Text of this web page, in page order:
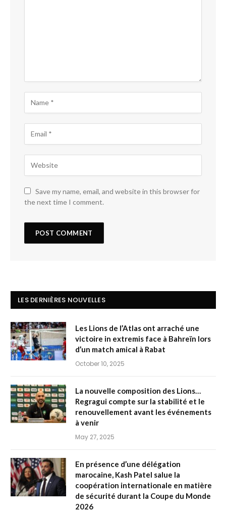
Save my name, email, and website in this browser for
the next time I comment.
LES DERNIÈRES NOUVELLES
Les Lions de l’Atlas ont arraché une
victoire in extremis face à Bahreïn lors
d’un match amical à Rabat
October 10, 2025
La nouvelle composition des Lions…
Regragui compte sur la stabilité et le
renouvellement avant les événements
à venir
May 27, 2025
En présence d’une délégation
marocaine, Kash Patel salue la
coopération internationale en matière
de sécurité durant la Coupe du Monde
2026